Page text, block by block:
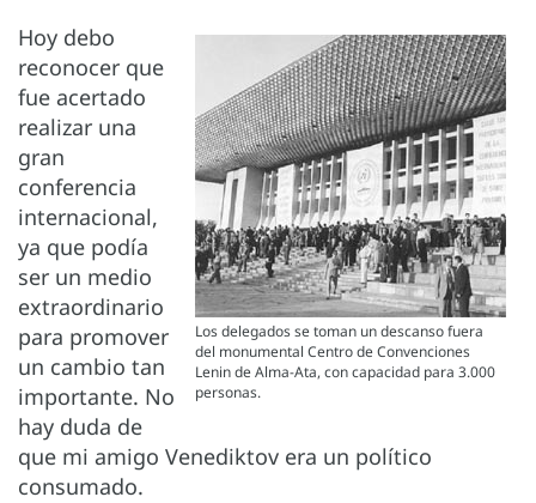
Los delegados se toman un descanso fuera
del monumental Centro de Convenciones
Lenin de Alma-Ata, con capacidad para 3.000
personas.
Hoy debo
reconocer que
fue acertado
realizar una
gran
conferencia
internacional,
ya que podía
ser un medio
extraordinario
para promover
un cambio tan
importante. No
hay duda de
que mi amigo Venediktov era un político
consumado.